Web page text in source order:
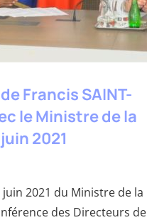
2021
Francis SAINT-
le Ministre de la
2021
2021 du Ministre de la
des Directeurs de